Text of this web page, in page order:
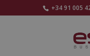
+34 91 005